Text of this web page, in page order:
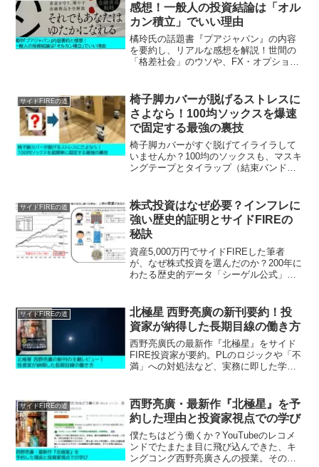
感想！一般人の投資結論は「オル
カン積立」でいい理由
橘玲氏の話題書『プアジャパン』の内容
を要約し、リアルな感想を解説！世間の
「格差社会」のウソや、FX・オプション
め、一般人が取るべき投資の結論「オル
カン積立」の理由とは？
サイドFIREの道
椅子脚カバーが脱げるストレスに
さよなら！100均ソックスを爆速
で固定する最強の裏技
椅子脚カバーがすぐ脱げてイライラして
いませんか？100均のソックスも、マスキ
ングテープとタイラップ（結束バンド）
止を完璧にし、快適な暮らしを手に入れ
る節約術を公開！
サイドFIREの道
株式投資はなぜ必要？インフレに
強い歴史的証明とサイドFIREの
秘訣
資産5,000万円でサイドFIREした筆者
が、なぜ株式投資を選んだのか？200年に
わたる歴史的データ「シーゲル公式」を
解説。新NISA時代に知っておくべき資産
形成の結論です。
サイドFIREの道
北極星 西野亮廣の新刊要約！投
資家が納得した長期目線の働き方
西野亮廣氏の最新作『北極星』をサイド
FIRE投資家が要約。PLのロジックや「不
満」への対処法など、実務に即した学び
職時代の失敗談を交えた、忖度なしの本
音レビューです。
サイドFIREの道
西野亮廣・最新作『北極星』を予
約した理由と投資家視点での学び
僕たちはどう働くか？YouTubeのレコメ
ンドでたまたま目に飛び込んできた、キ
ングコング西野亮廣さんの授業。その熱